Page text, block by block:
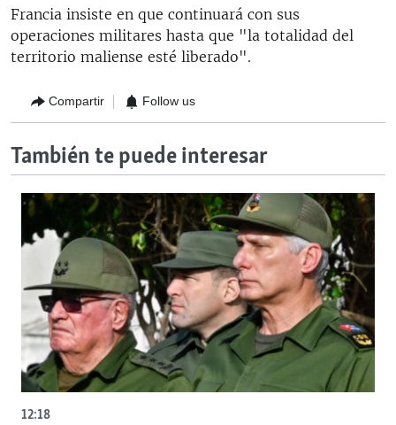
Francia insiste en que continuará con sus
operaciones militares hasta que "la totalidad del
territorio maliense esté liberado".
Compartir Follow us
También te puede interesar
12:18